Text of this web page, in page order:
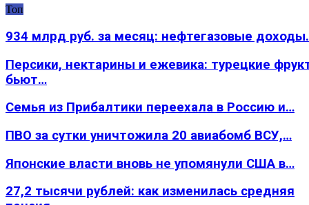
Топ
934 млрд руб. за месяц: нефтегазовые
Персики, нектарины и ежевика: турецкие
бьют…
Семья из Прибалтики переехала в Россию и…
ПВО за сутки уничтожила 20 авиабомб ВСУ,…
Японские власти вновь не упомянули США в…
27,2 тысячи рублей: как изменилась средняя